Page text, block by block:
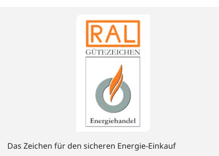
Das Zeichen für den sicheren Energie-Einkauf